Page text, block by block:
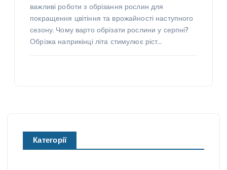
важливі роботи з обрізання рослин для
покращення цвітіння та врожайності наступного
сезону. Чому варто обрізати рослини у серпні?
Обрізка наприкінці літа стимулює ріст…
Категорії